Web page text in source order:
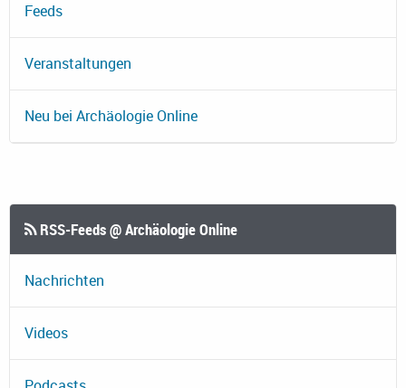
Feeds
Veranstaltungen
Neu bei Archäologie Online
RSS-Feeds @ Archäologie Online
Nachrichten
Videos